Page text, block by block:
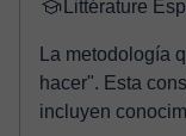
Littérature
La metodología
hacer". Esta
incluyen